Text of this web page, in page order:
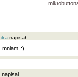
napisał
:)
napisał